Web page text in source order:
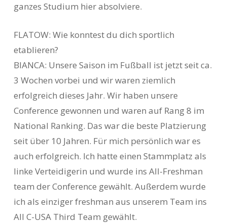
ganzes Studium hier absolviere.
FLATOW: Wie konntest du dich sportlich
etablieren?
BIANCA: Unsere Saison im Fußball ist jetzt seit ca.
3 Wochen vorbei und wir waren ziemlich
erfolgreich dieses Jahr. Wir haben unsere
Conference gewonnen und waren auf Rang 8 im
National Ranking. Das war die beste Platzierung
seit über 10 Jahren. Für mich persönlich war es
auch erfolgreich. Ich hatte einen Stammplatz als
linke Verteidigerin und wurde ins All-Freshman
team der Conference gewählt. Außerdem wurde
ich als einziger freshman aus unserem Team ins
All C-USA Third Team gewählt.